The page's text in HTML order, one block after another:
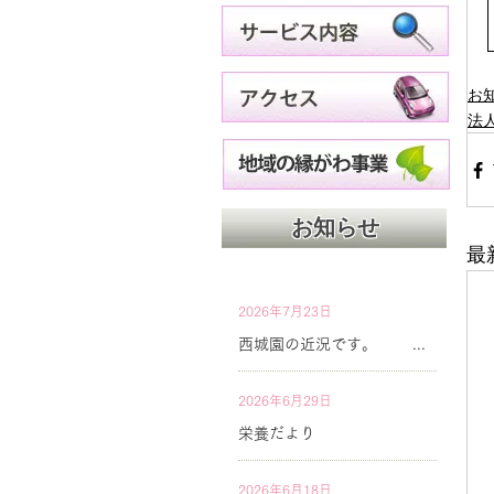
お
法
最
お知らせ
2026年7月23日
2026年6月29日
栄養だより
2026年6月18日